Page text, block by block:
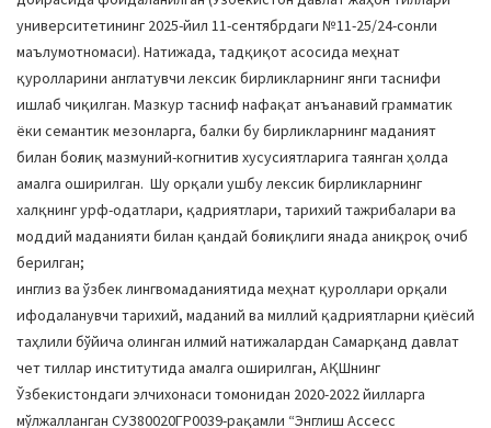
университетининг 2025-йил 11-сентябрдаги №11-25/24-сонли
маълумотномаси). Натижада, тадқиқот асосида меҳнат
қуролларини англатувчи лексик бирликларнинг янги таснифи
ишлаб чиқилган. Мазкур тасниф нафақат анъанавий грамматик
ёки семантик мезонларга, балки бу бирликларнинг маданият
билан боғлиқ мазмуний-когнитив хусусиятларига таянган ҳолда
амалга оширилган. Шу орқали ушбу лексик бирликларнинг
халқнинг урф-одатлари, қадриятлари, тарихий тажрибалари ва
моддий маданияти билан қандай боғлиқлиги янада аниқроқ очиб
берилган;
инглиз ва ўзбек лингвомаданиятида меҳнат қуроллари орқали
ифодаланувчи тарихий, маданий ва миллий қадриятларни қиёсий
таҳлили бўйича олинган илмий натижалардан Самарқанд давлат
чет тиллар институтида амалга оширилган, АҚШнинг
Ўзбекистондаги элчихонаси томонидан 2020-2022 йилларга
мўлжалланган СУЗ80020ГР0039-рақамли “Энглиш Аccесс